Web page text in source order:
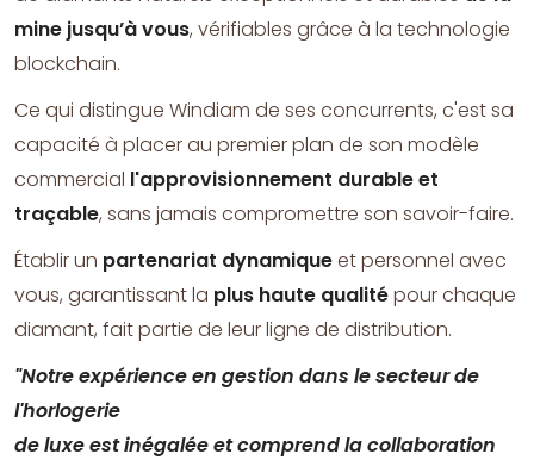
mine jusqu’à vous, vérifiables grâce à la technologie
blockchain.
Ce qui distingue Windiam de ses concurrents, c'est sa
capacité à placer au premier plan de son modèle
commercial l'approvisionnement durable et
traçable, sans jamais compromettre son savoir-faire.
Établir un partenariat dynamiqueet personnel avec
vous, garantissant la plus haute qualitépour chaque
diamant, fait partie de leur ligne de distribution.
"Notre expérience en gestion dans le secteur de
l'horlogerie
de luxe est inégalée et comprend la collaboration